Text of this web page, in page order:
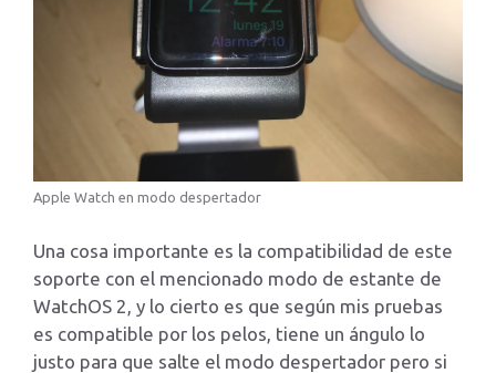
Apple Watch en modo despertador
Una cosa importante es la compatibilidad de este
soporte con el mencionado modo de estante de
WatchOS 2, y lo cierto es que según mis pruebas
es compatible por los pelos, tiene un ángulo lo
justo para que salte el modo despertador pero si